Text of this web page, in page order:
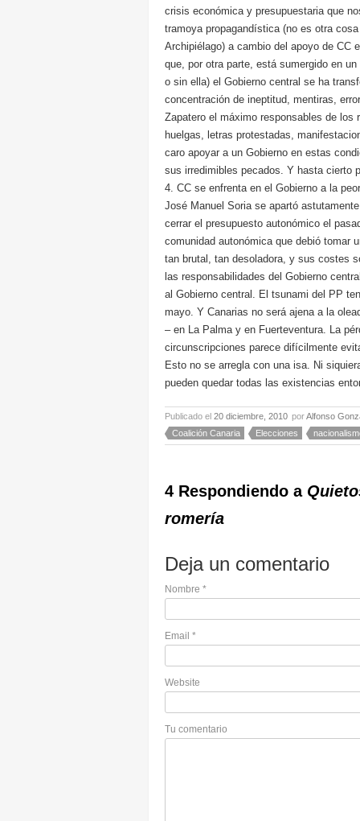
crisis económica y presupuestaria que
tramoya propagandística (no es otra
Archipiélago) a cambio del apoyo de CC
que, por otra parte, está sumergido en
o sin ella) el Gobierno central se ha
concentración de ineptitud, mentiras,
Zapatero el máximo responsables de
huelgas, letras protestadas,
caro apoyar a un Gobierno en estas
sus irredimibles pecados. Y hasta cierto
4. CC se enfrenta en el Gobierno a la
José Manuel Soria se apartó
cerrar el presupuesto autonómico el
comunidad autonómica que debió tomar
tan brutal, tan desoladora, y sus costes
las responsabilidades del Gobierno
al Gobierno central. El tsunami del PP
mayo. Y Canarias no será ajena a la
– en La Palma y en Fuerteventura. La
circunscripciones parece difícilmente
Esto no se arregla con una isa. Ni
pueden quedar todas las existencias
Publicado el 20 diciembre, 2010 porAlfonso
Coalición Canaria
Elecciones
4 Respondiendo a
romería
Deja un comentario
Nombre *
Email *
Website
Tu comentario